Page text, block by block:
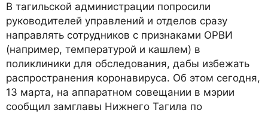
В тагильской администрации попросили
руководителей управлений и отделов сразу
направлять сотрудников с признаками ОРВИ
(например, температурой и кашлем) в
поликлиники для обследования, дабы избежать
распространения коронавируса. Об этом сегодня,
13 марта, на аппаратном совещании в мэрии
сообщил замглавы Нижнего Тагила по